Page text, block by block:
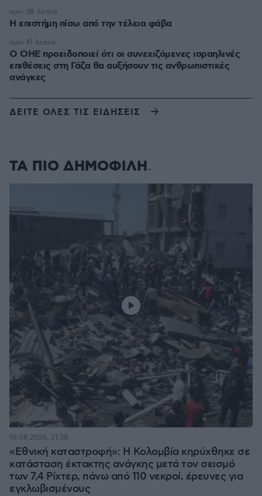
Η επιστήμη πίσω από την τέλεια φάβα
πριν 38 λεπτά
Ο ΟΗΕ προειδοποιεί ότι οι συνεχιζόμενες ισραηλινές
επιθέσεις στη Γάζα θα αυξήσουν τις ανθρωπιστικές
ανάγκες
πριν 41 λεπτά
ΔΕΙΤΕ ΟΛΕΣ ΤΙΣ ΕΙΔΗΣΕΙΣ
ΤΑ ΠΙΟ ΔΗΜΟΦΙΛΗ
«Εθνική καταστροφή»: Η Κολομβία κηρύχθηκε σε
κατάσταση έκτακτης ανάγκης μετά τον σεισμό
των 7,4 Ρίχτερ, πάνω από 110 νεκροί, έρευνες για
εγκλωβισμένους
10.08.2026, 21:38